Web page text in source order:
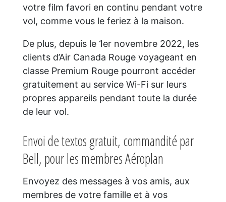
votre film favori en continu pendant votre
vol, comme vous le feriez à la maison.
De plus, depuis le 1er novembre 2022, les
clients d’Air Canada Rouge voyageant en
classe Premium Rouge pourront accéder
gratuitement au service Wi-Fi sur leurs
propres appareils pendant toute la durée
de leur vol.
Envoi de textos gratuit, commandité par
Bell, pour les membres Aéroplan
Envoyez des messages à vos amis, aux
membres de votre famille et à vos